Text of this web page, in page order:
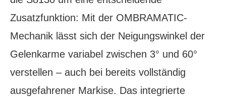
Zusatzfunktion: Mit der OMBRAMATIC-
Mechanik lässt sich der Neigungswinkel der
Gelenkarme variabel zwischen 3° und 60°
verstellen – auch bei bereits vollständig
ausgefahrener Markise. Das integrierte